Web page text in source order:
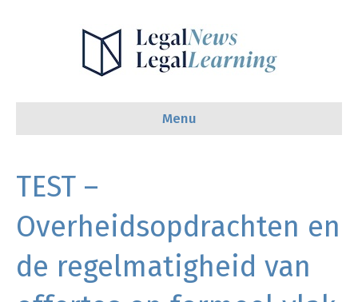
Menu
TEST –
Overheidsopdrachten en
de regelmatigheid van